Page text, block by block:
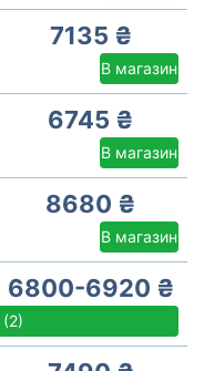
7135 ₴
В магазин
6745 ₴
В магазин
8680 ₴
В магазин
6800-6920 ₴
(2)